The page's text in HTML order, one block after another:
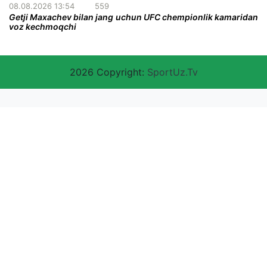
08.08.2026 13:54 559
Getji Maxachev bilan jang uchun UFC chempionlik kamaridan
voz kechmoqchi
2026 Copyright: SportUz.Tv